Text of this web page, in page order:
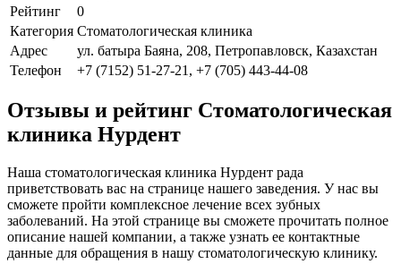
Рейтинг
0
Категория Стоматологическая клиника
Адрес
ул. батыра Баяна, 208, Петропавловск, Казахстан
Телефон
+7 (7152) 51-27-21, +7 (705) 443-44-08
Отзывы и рейтинг Стоматологическая
клиника Нурдент
Наша стоматологическая клиника Нурдент рада
приветствовать вас на странице нашего заведения. У нас вы
сможете пройти комплексное лечение всех зубных
заболеваний. На этой странице вы сможете прочитать полное
описание нашей компании, а также узнать ее контактные
данные для обращения в нашу стоматологическую клинику.